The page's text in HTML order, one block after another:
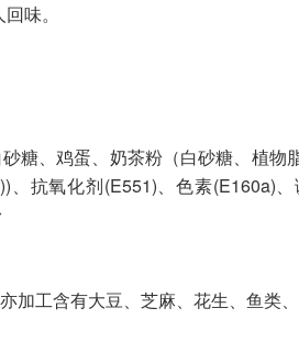
味。
糖、鸡蛋、奶茶粉（白砂糖、植
抗氧化剂(E551)、色素(E160a)
工含有大豆、芝麻、花生、鱼类、